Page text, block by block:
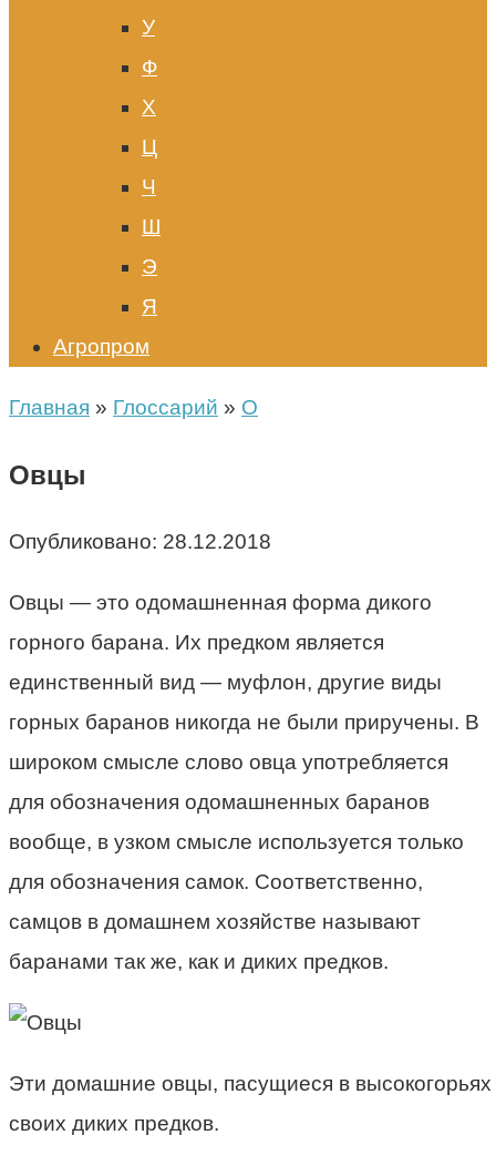
У
Ф
Х
Ц
Ч
Ш
Э
Я
Агропром
Главная » Глоссарий » О
Овцы
Опубликовано: 28.12.2018
Овцы — это одомашненная форма дикого
горного барана. Их предком является
единственный вид — муфлон, другие виды
горных баранов никогда не были приручены. В
широком смысле слово овца употребляется
для обозначения одомашненных баранов
вообще, в узком смысле используется только
для обозначения самок. Соответственно,
самцов в домашнем хозяйстве называют
баранами так же, как и диких предков.
Эти домашние овцы, пасущиеся в
своих диких предков.